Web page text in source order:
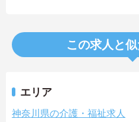
この求人と
エリア
神奈川県の介護・福祉求人